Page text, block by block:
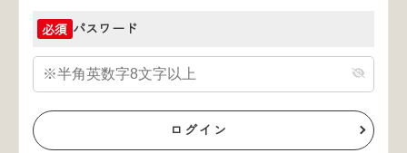
必須 パスワード
ログイン